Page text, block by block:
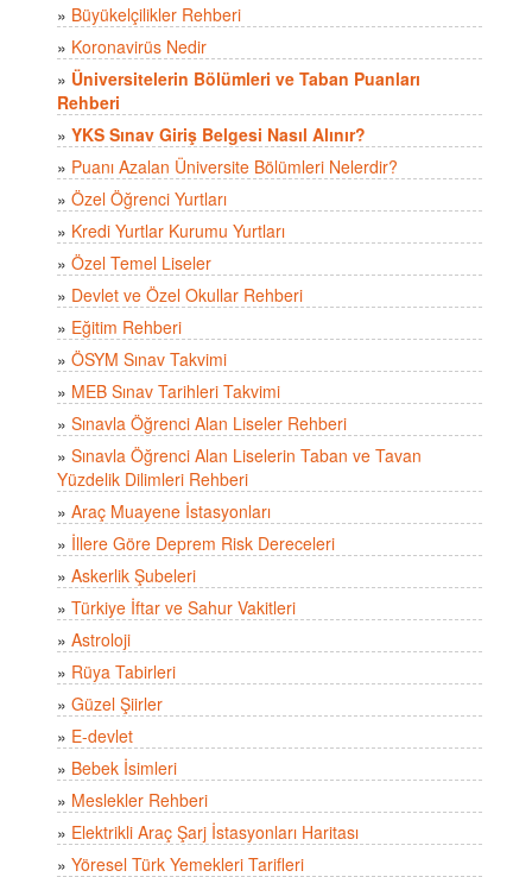
» Büyükelçilikler Rehberi
» Koronavirüs Nedir
» Üniversitelerin Bölümleri ve Taban Puanları
Rehberi
» YKS Sınav Giriş Belgesi Nasıl Alınır?
» Puanı Azalan Üniversite Bölümleri Nelerdir?
» Özel Öğrenci Yurtları
» Kredi Yurtlar Kurumu Yurtları
» Özel Temel Liseler
» Devlet ve Özel Okullar Rehberi
» Eğitim Rehberi
» ÖSYM Sınav Takvimi
» MEB Sınav Tarihleri Takvimi
» Sınavla Öğrenci Alan Liseler Rehberi
» Sınavla Öğrenci Alan Liselerin Taban ve Tavan
Yüzdelik Dilimleri Rehberi
» Araç Muayene İstasyonları
» İllere Göre Deprem Risk Dereceleri
» Askerlik Şubeleri
» Türkiye İftar ve Sahur Vakitleri
» Astroloji
» Rüya Tabirleri
» Güzel Şiirler
» E-devlet
» Bebek İsimleri
» Meslekler Rehberi
» Elektrikli Araç Şarj İstasyonları Haritası
» Yöresel Türk Yemekleri Tarifleri